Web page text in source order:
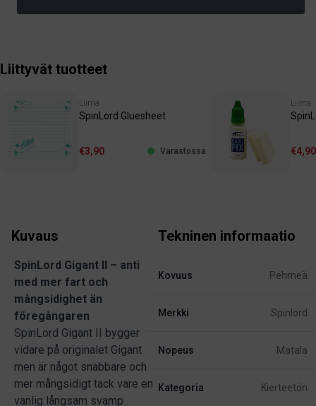
Liittyvät tuotteet
Liima
SpinLord Gluesheet
€3,90 Varastossa
Liima
€4,90
Kuvaus
SpinLord Gigant II – anti
med mer fart och
mångsidighet än
föregångaren
SpinLord Gigant II bygger
vidare på originalet Gigant
men är något snabbare och
mer mångsidigt tack vare en
vanlig långsam svamp
Tekninen informaatio
Kovuus Pehmeä
Merkki Spinlord
Nopeus Matala
Kategoria Kierteetön